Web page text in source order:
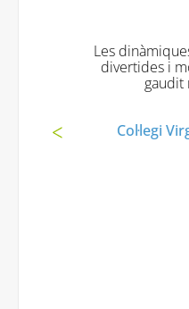
Les
divertides i
gaudit
Col·legi